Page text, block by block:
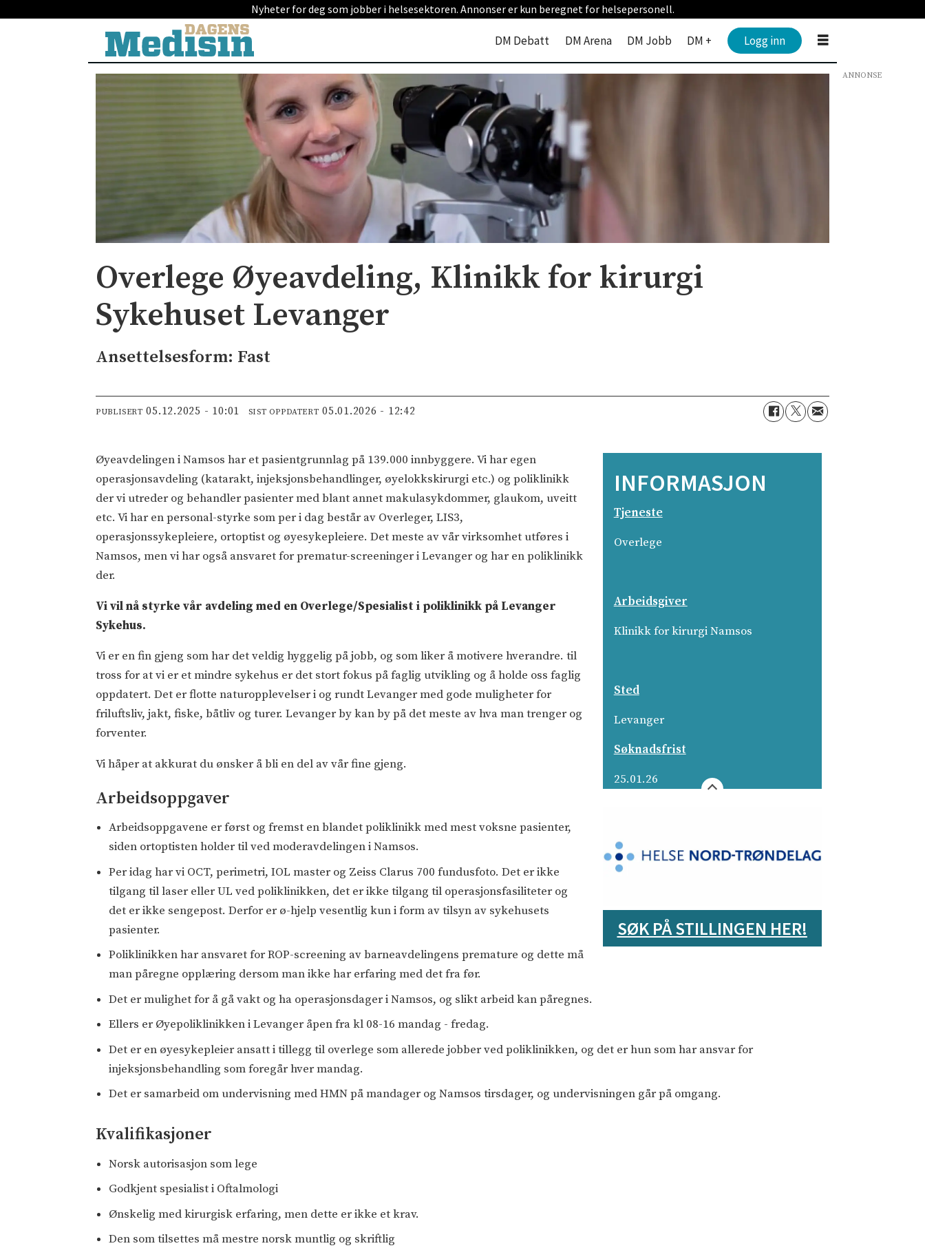
Nyheter for deg som jobber i helsesektoren. Annonser er kun beregnet for helsepersonell.
DM Debatt DM Arena DM Jobb DM + Logg inn
Overlege Øyeavdeling, Klinikk for kirurgi
Sykehuset Levanger
Ansettelsesform: Fast
PUBLISERT 05.12.2025 - 10:01 SIST OPPDATERT 05.01.2026 - 12:42
INFORMASJON
Tjeneste
Overlege
Arbeidsgiver
Klinikk for kirurgi Namsos
Sted
Levanger­
Søknadsfrist
25.01.26
SØK PÅ STILLINGEN HER!
Øyeavdelingen i Namsos har et pasientgrunnlag på 139.000 innbyggere. Vi har egen
operasjonsavdeling (katarakt, injeksjonsbehandlinger, øyelokkskirurgi etc.) og poliklinikk
der vi utreder og behandler pasienter med blant annet makulasykdommer, glaukom, uveitt
etc. Vi har en personal-styrke som per i dag består av Overleger, LIS3,
operasjonssykepleiere, ortoptist og øyesykepleiere. Det meste av vår virksomhet utføres i
Namsos, men vi har også ansvaret for prematur-screeninger i Levanger og har en poliklinikk
der.
Vi vil nå styrke vår avdeling med en Overlege/Spesialist i poliklinikk på Levanger
Sykehus.
Vi er en fin gjeng som har det veldig hyggelig på jobb, og som liker å motivere hverandre. til
tross for at vi er et mindre sykehus er det stort fokus på faglig utvikling og å holde oss faglig
oppdatert. Det er flotte naturopplevelser i og rundt Levanger med gode muligheter for
friluftsliv, jakt, fiske, båtliv og turer. Levanger by kan by på det meste av hva man trenger og
forventer.
Vi håper at akkurat du ønsker å bli en del av vår fine gjeng.
Arbeidsoppgaver
Arbeidsoppgavene er først og fremst en blandet poliklinikk med mest voksne pasienter,
siden ortoptisten holder til ved moderavdelingen i Namsos.
Per idag har vi OCT, perimetri, IOL master og Zeiss Clarus 700 fundusfoto. Det er ikke
tilgang til laser eller UL ved poliklinikken, det er ikke tilgang til operasjonsfasiliteter og
det er ikke sengepost. Derfor er ø-hjelp vesentlig kun i form av tilsyn av sykehusets
pasienter.
Poliklinikken har ansvaret for ROP-screening av barneavdelingens premature og dette må
man påregne opplæring dersom man ikke har erfaring med det fra før.
Det er mulighet for å gå vakt og ha operasjonsdager i Namsos, og slikt arbeid kan påregnes.
Ellers er Øyepoliklinikken i Levanger åpen fra kl 08-16 mandag - fredag.
Det er en øyesykepleier ansatt i tillegg til overlege som allerede jobber ved poliklinikken, og det er hun som har ansvar for
injeksjonsbehandling som foregår hver mandag.
Det er samarbeid om undervisning med HMN på mandager og Namsos tirsdager, og undervisningen går på omgang.
Kvalifikasjoner
Norsk autorisasjon som lege
Godkjent spesialist i Oftalmologi
Ønskelig med kirurgisk erfaring, men dette er ikke et krav.
Den som tilsettes må mestre norsk muntlig og skriftlig
ANNONSE